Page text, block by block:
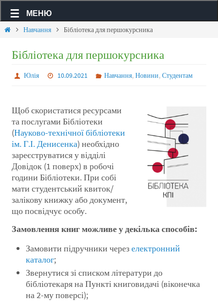
МЕНЮ
Навчання Бібліотека для першокурсника
Бібліотека для першокурсника
Юлія 10.09.2021 Навчання, Новини, Студентам
Щоб скористатися ресурсами
та послугами Бібліотеки
(Науково-технічної бібліотеки
ім. Г.І. Денисенка) необхідно
зареєструватися у відділі
Довідок (1 поверх) в робочі
години Бібліотеки. При собі
мати студентський квиток/
залікову книжку або документ,
що посвідчує особу.
Замовлення книг можливе у декілька способів:
Замовити підручники черезелектронний
каталог;
Звернутися зі списком літератури до
бібліотекаря на Пункті книговидачі (віконечка
на 2-му поверсі);